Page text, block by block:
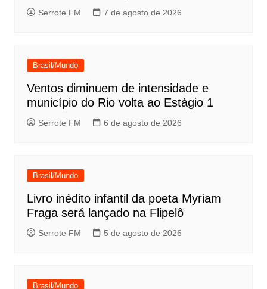
Serrote FM 7 de agosto de 2026
Brasil/Mundo
Ventos diminuem de intensidade e
município do Rio volta ao Estágio 1
Serrote FM 6 de agosto de 2026
Brasil/Mundo
Livro inédito infantil da poeta Myriam
Fraga será lançado na Flipelô
Serrote FM 5 de agosto de 2026
Brasil/Mundo